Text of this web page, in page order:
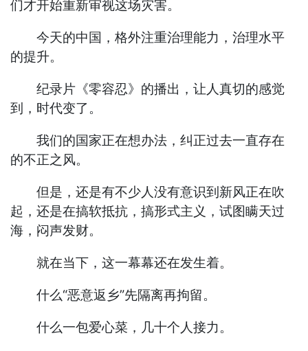
们才开始重新审视这场灾害。
今天的中国，格外注重治理能力，治理水平
的提升。
纪录片《零容忍》的播出，让人真切的感觉
到，时代变了。
我们的国家正在想办法，纠正过去一直存在
的不正之风。
但是，还是有不少人没有意识到新风正在吹
起，还是在搞软抵抗，搞形式主义，试图瞒天过
海，闷声发财。
就在当下，这一幕幕还在发生着。
什么“恶意返乡”先隔离再拘留。
什么一包爱心菜，几十个人接力。